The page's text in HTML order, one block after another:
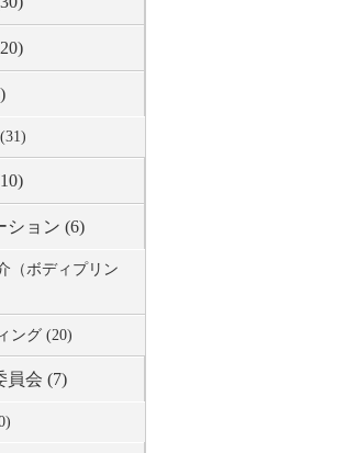
ション (6)
（ボディプリン
ング (20)
員会 (7)